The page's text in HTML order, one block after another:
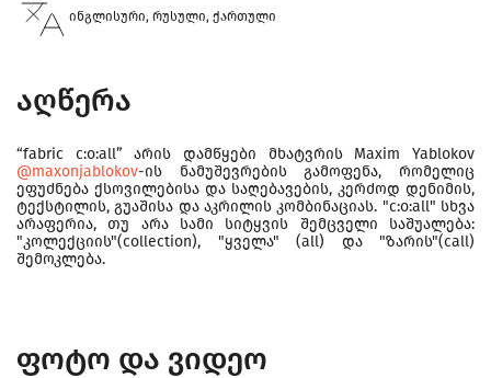
ინგლისური, რუსული, ქართული
აღწერა
“fabric c:o:all” არის დამწყები მხატვრის Maxim Yablokov
@maxonjablokov-ის ნამუშევრების გამოფენა, რომელიც
ეფუძნება ქსოვილებისა და საღებავების, კერძოდ დენიმის,
ტექსტილის, გუაშისა და აკრილის კომბინაციას. "c:o:all" სხვა
არაფერია, თუ არა სამი სიტყვის შემცველი საშუალება:
"კოლექციის"(collection), "ყველა" (all) და "ზარის"(call)
შემოკლება.
ფოტო და ვიდეო